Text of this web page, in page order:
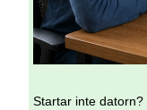
Startar inte